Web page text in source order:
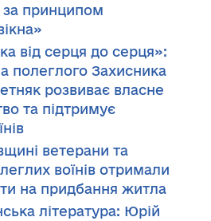
за принципом
від серця до серця»:
полеглого Захисника
розвиває власне
та підтримує
ветерани та
воїнів отримали
на придбання житла
література: Юрій